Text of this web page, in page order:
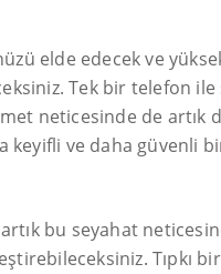
elde edecek ve
Tek bir telefon
neticesinde de
keyifli ve daha güvenli
bu seyahat
Tıpkı